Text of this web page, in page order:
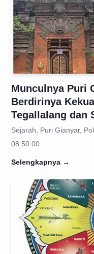
Munculnya Puri
Berdirinya
Tegallalang dan
Sejarah, Puri Gianyar,
08:50:00
Selengkapnya →